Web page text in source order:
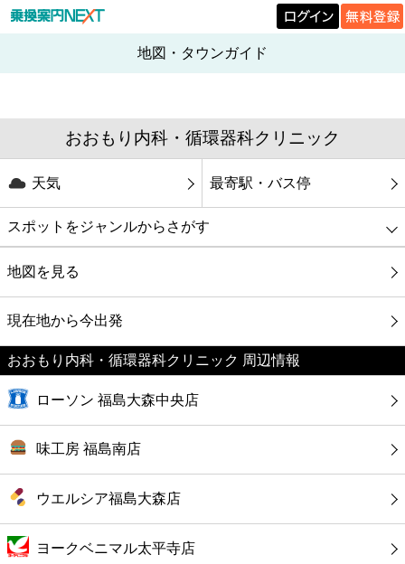
地図・タウンガイド
おおもり内科・循環器科クリニック
天気 最寄駅・バス停
スポットをジャンルからさがす
グルメ
映画
美容
地図を見る
現在地から今出発
おおもり内科・循環器科クリニック 周辺情報
ローソン 福島大森中央店
味工房 福島南店
ウエルシア福島大森店
ヨークベニマル太平寺店